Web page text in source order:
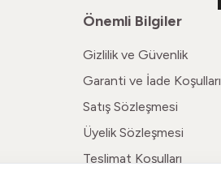
Önemli Bilgiler
Gizlilik ve Güvenlik
Garanti ve İade Koşulları
Satış Sözleşmesi
Üyelik Sözleşmesi
Teslimat Koşulları